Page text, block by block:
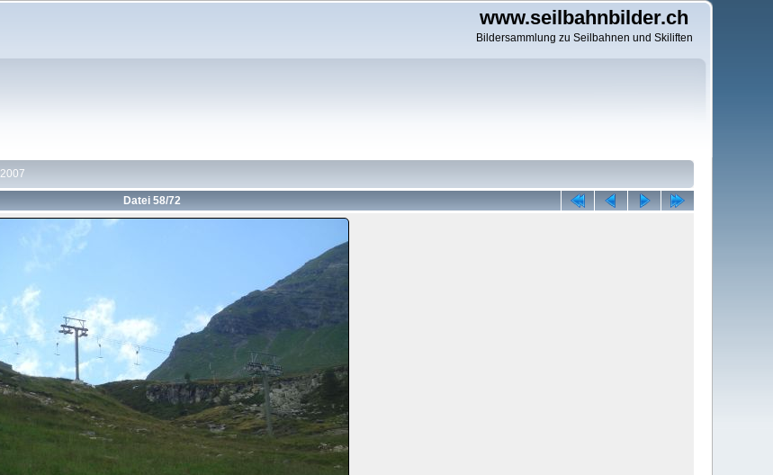
www.seilbahnbilder.ch
Bildersammlung zu Seilbahnen und Skiliften
Datei 58/72